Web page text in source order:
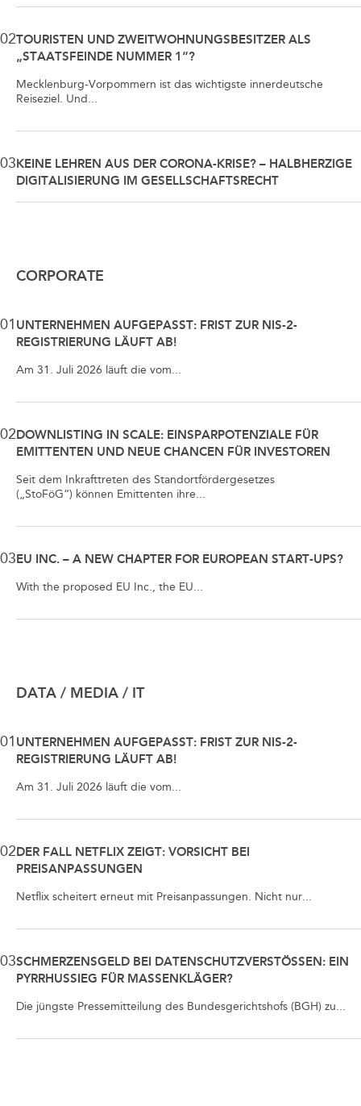
02TOURISTEN UND ZWEITWOHNUNGSBESITZER ALS
„STAATSFEINDE NUMMER 1“?
Mecklenburg-Vorpommern ist das wichtigste innerdeutsche
Reiseziel. Und...
03KEINE LEHREN AUS DER CORONA-KRISE? – HALBHERZIGE
DIGITALISIERUNG IM GESELLSCHAFTSRECHT
CORPORATE
01 UNTERNEHMEN AUFGEPASST: FRIST ZUR NIS-2-
REGISTRIERUNG LÄUFT AB!
Am 31. Juli 2026 läuft die vom...
02DOWNLISTING IN SCALE: EINSPARPOTENZIALE FÜR
EMITTENTEN UND NEUE CHANCEN FÜR INVESTOREN
Seit dem Inkrafttreten des Standortfördergesetzes
(„StoFöG“) können Emittenten ihre...
03EU INC. – A NEW CHAPTER FOR EUROPEAN START-UPS?
With the proposed EU Inc., the EU...
DATA / MEDIA / IT
01 UNTERNEHMEN AUFGEPASST: FRIST ZUR NIS-2-
REGISTRIERUNG LÄUFT AB!
Am 31. Juli 2026 läuft die vom...
02DER FALL NETFLIX ZEIGT: VORSICHT BEI
PREISANPASSUNGEN
Netflix scheitert erneut mit Preisanpassungen. Nicht nur...
03SCHMERZENSGELD BEI DATENSCHUTZVERSTÖSSEN: EIN P
YRRHUSSIEG FÜR MASSENKLÄGER?
Die jüngste Pressemitteilung des Bundesgerichtshofs (BGH) zu...